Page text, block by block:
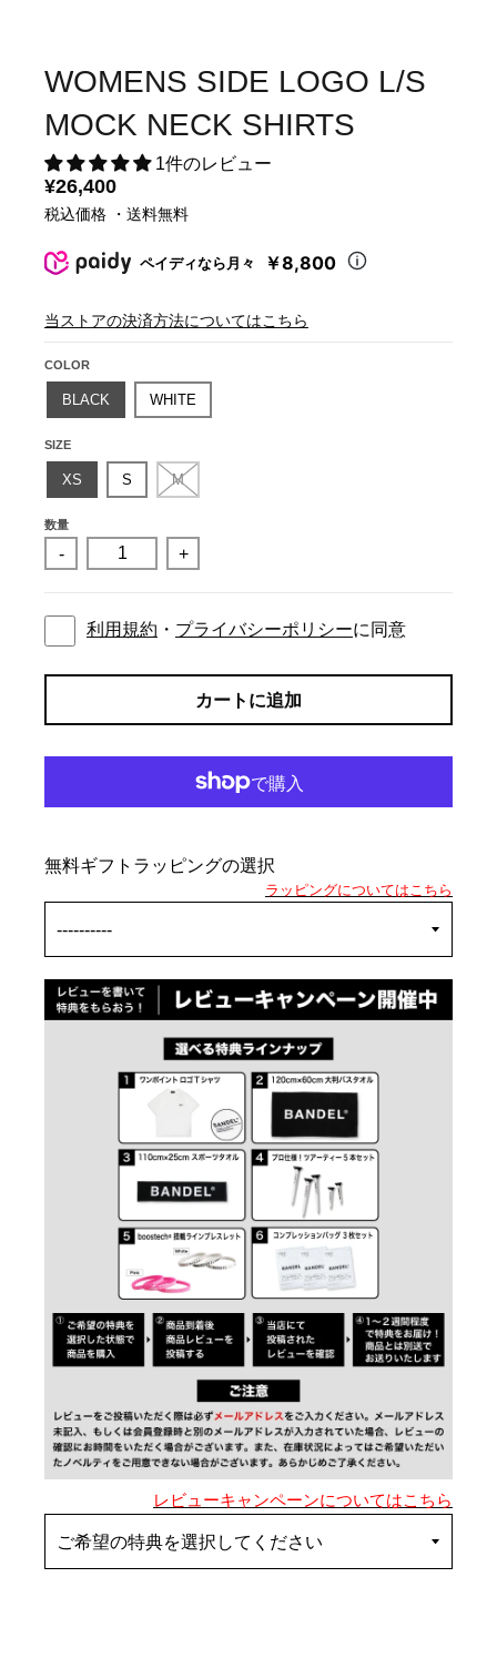
WOMENS SIDE LOGO L/S
MOCK NECK SHIRTS
1件のレビュー
¥26,400
税込価格 ・送料無料
ペイディなら月々 ￥8,800
当ストアの決済方法についてはこちら
COLOR
BLACK WHITE
SIZE
XS S M
数量
- +
利用規約 ・ プライバシーポリシーに同意
カートに追加
無料ギフトラッピングの選択
ラッピングについてはこちら
レビューキャンペーンについてはこちら